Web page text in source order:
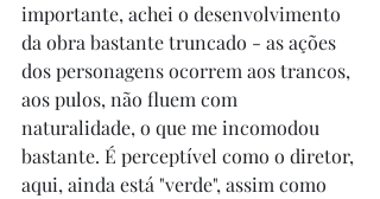
importante, achei o desenvolvimento
da obra bastante truncado - as ações
dos personagens ocorrem aos trancos,
aos pulos, não fluem com
naturalidade, o que me incomodou
bastante. É perceptível como o diretor,
aqui, ainda está "verde", assim como